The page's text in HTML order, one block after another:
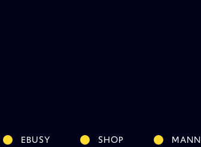
EBUSY SHOP